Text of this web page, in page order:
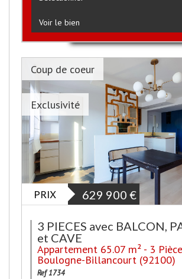
Voir le bien
Exclusivité
Coup de coeur
PRIX 629 900 €
3 PIECES avec BALCON,
et CAVE
Appartement 65.07 m² - 3
Boulogne-Billancourt (92100)
Ref 1734